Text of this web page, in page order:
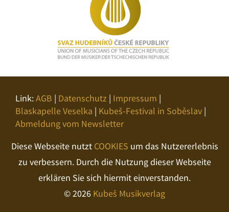
Link:AGB | Datenschutz | Impressum |
Blaskapelle Veselka | Kubeš-Festival in Soběslav |
Abmeldung vom Newsletter
Diese Webseite nutzt COOKIES um das Nutzererlebnis
zu verbessern. Durch die Nutzung dieser Webseite
erklären Sie sich hiermit einverstanden.
© 2026 Kubeš Musikverlag